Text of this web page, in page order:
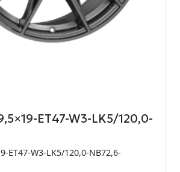
ET47-W3-LK5/120,0-
ET47-W3-LK5/120,0-NB72,6-